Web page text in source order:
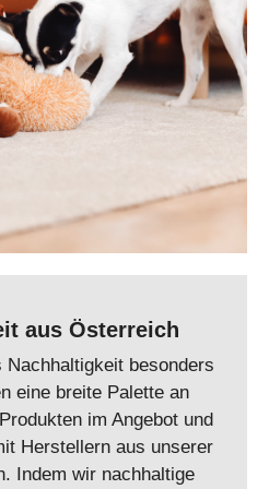
aus Österreich
besonders
eine breite Palette an
im Angebot und
Herstellern aus unserer
Indem wir nachhaltige